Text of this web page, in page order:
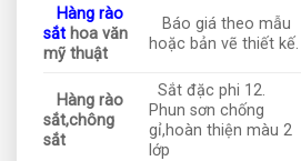
Hàng rào
sắt hoa văn
mỹ thuật
Báo giá theo mẫu
hoặc bản vẽ thiết kế.
Hàng rào
sắt,chông
sắt
Sắt đặc phi 12.
Phun sơn chống
gỉ,hoàn thiện màu 2
lớp